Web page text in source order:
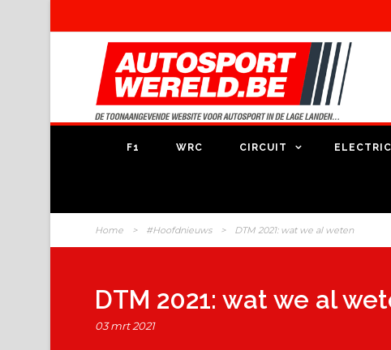
F1 WRC CIRCUIT ELECTRIC
Home > #Hoofdnieuws > DTM 2021: wat we al weten
DTM 2021: wat we al
03 mrt 2021